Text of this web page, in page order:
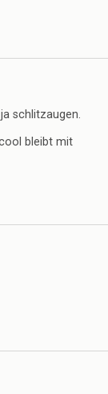
schlitzaugen.
bleibt mit